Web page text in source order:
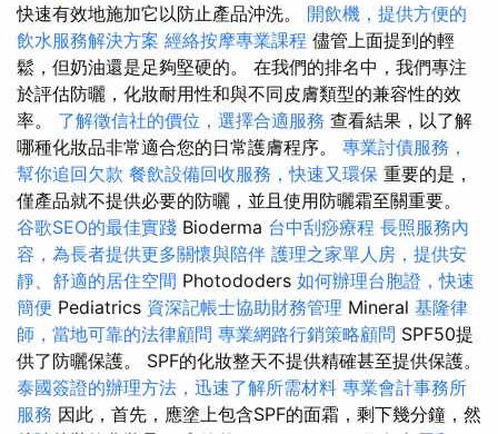
快速有效地施加它以防止產品沖洗。 開飲機，提供方便的
飲水服務解決方案 經絡按摩專業課程 儘管上面提到的輕
鬆，但奶油還是足夠堅硬的。 在我們的排名中，我們專注
於評估防曬，化妝耐用性和與不同皮膚類型的兼容性的效
率。 了解徵信社的價位，選擇合適服務 查看結果，以了解
哪種化妝品非常適合您的日常護膚程序。 專業討債服務，
幫你追回欠款 餐飲設備回收服務，快速又環保 重要的是，
僅產品就不提供必要的防曬，並且使用防曬霜至關重要。
谷歌SEO的最佳實踐 Bioderma 台中刮痧療程 長照服務內
容，為長者提供更多關懷與陪伴 護理之家單人房，提供安
靜、舒適的居住空間 Photododers 如何辦理台胞證，快速
簡便 Pediatrics 資深記帳士協助財務管理 Mineral 基隆律
師，當地可靠的法律顧問 專業網路行銷策略顧問 SPF50提
供了防曬保護。 SPF的化妝整天不提供精確甚至提供保護。
泰國簽證的辦理方法，迅速了解所需材料 專業會計事務所
服務 因此，首先，應塗上包含SPF的面霜，剩下幾分鐘，然